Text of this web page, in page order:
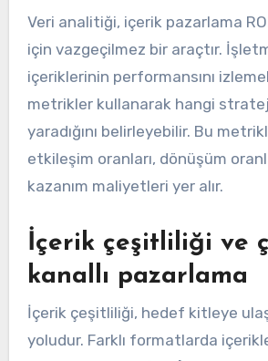
Veri analitiği, içerik pazarlama
için vazgeçilmez bir araçtır.
içeriklerinin performansını
metrikler kullanarak hangi
yaradığını belirleyebilir. Bu
etkileşim oranları, dönüşüm
kazanım maliyetleri yer alır.
İçerik çeşitliliği ve
kanallı pazarlama
İçerik çeşitliliği, hedef kitleye
yoludur. Farklı formatlarda